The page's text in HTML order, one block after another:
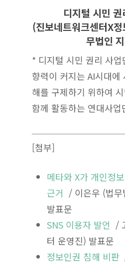
디지털 시민
(진보네트워크센터X
무법인
* 디지털 시민 권리 사
향력이 커지는 AI시대에
해를 구제하기 위하여
함께 활동하는 연대사업
[첨부]
메타와 X가 개인정
근거 / 이은우 (법
발표문
SNS 이용자 발언 /
터 운영진) 발표문
정보인권 침해 비판